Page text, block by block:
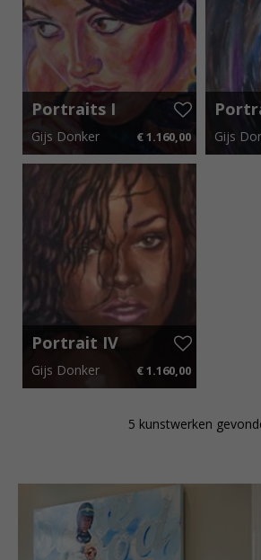
Portraits I
Gijs Donker € 1.160,00
70 cm x 90 cm € 17,40 p.m.
Gijs
Portrait IV
Gijs Donker € 1.160,00
5 kunstwerken